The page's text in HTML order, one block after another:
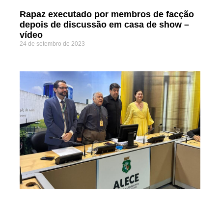
Rapaz executado por membros de facção
depois de discussão em casa de show –
vídeo
24 de setembro de 2023